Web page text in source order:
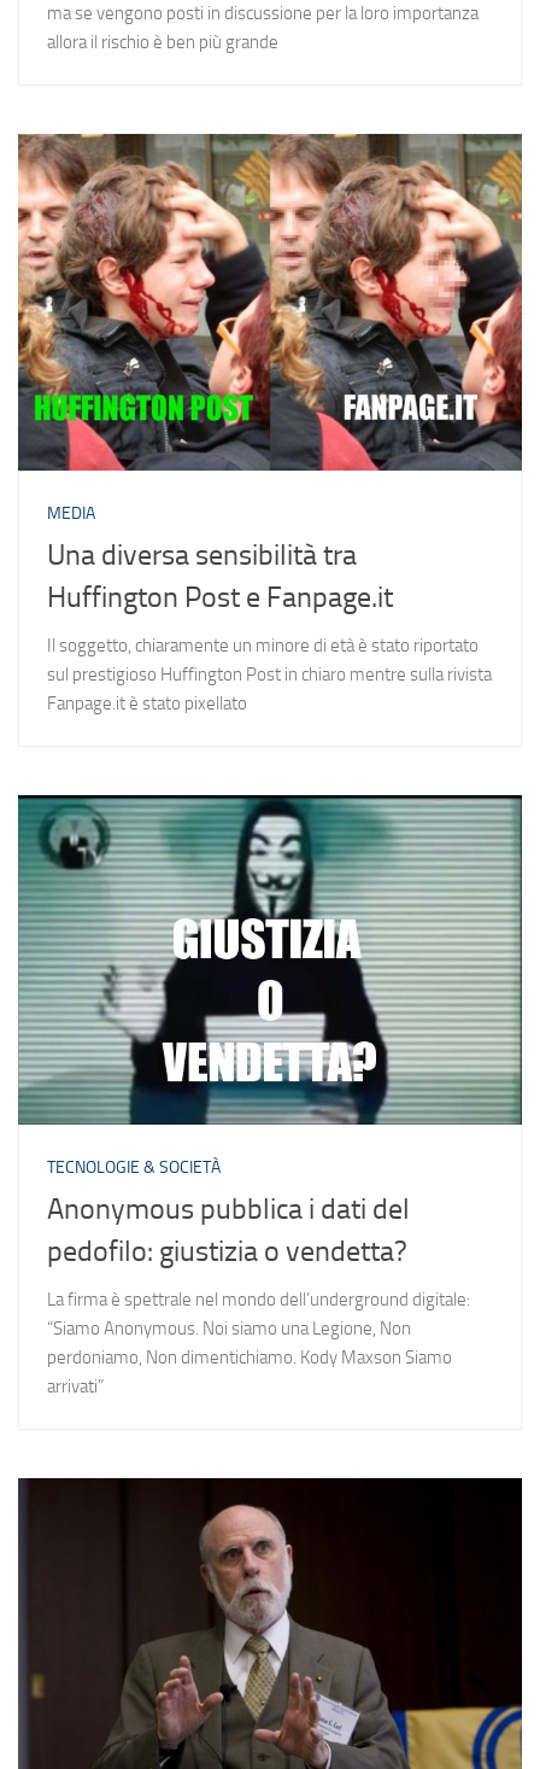
ma se vengono posti in discussione per la loro importanza
allora il rischio è ben più grande
MEDIA
Una diversa sensibilità tra
Huffington Post e Fanpage.it
Il soggetto, chiaramente un minore di età è stato riportato
sul prestigioso Huffington Post in chiaro mentre sulla rivista
Fanpage.it è stato pixellato
TECNOLOGIE & SOCIETÀ
Anonymous pubblica i dati del
pedofilo: giustizia o vendetta?
La firma è spettrale nel mondo dell’underground digitale:
“Siamo Anonymous. Noi siamo una Legione, Non
perdoniamo, Non dimentichiamo. Kody Maxson Siamo
arrivati”